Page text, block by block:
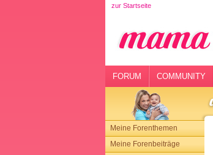
zur Startseite
FORUM COMMUNITY
Meine Forenthemen
Meine Forenbeiträge